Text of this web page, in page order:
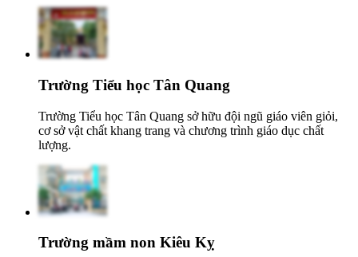
Trường Tiểu học Tân Quang
Trường Tiểu học Tân Quang sở hữu đội ngũ giáo viên giỏi,
cơ sở vật chất khang trang và chương trình giáo dục chất
lượng.
Trường mầm non Kiêu Kỵ